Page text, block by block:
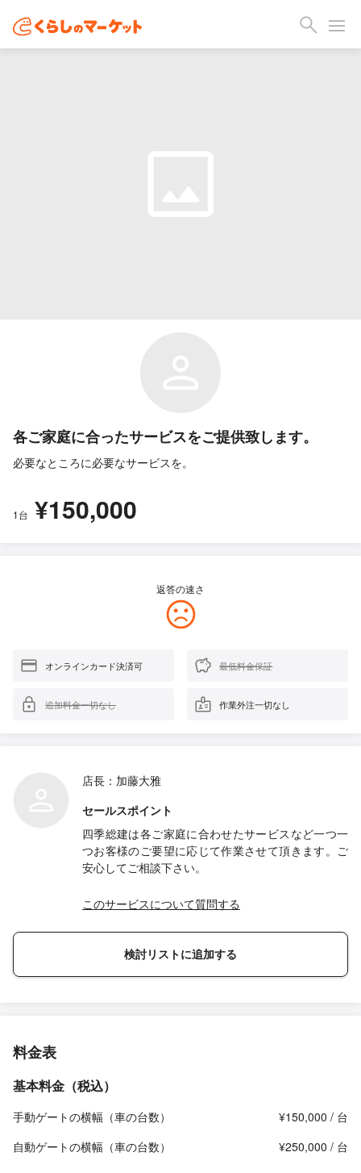
各ご家庭に合ったサービスをご提供致します。
必要なところに必要なサービスを。
1台 ¥150,000
返答の速さ
オンラインカード決済可 最低料金保証
追加料金一切なし 作業外注一切なし
店長：加藤大雅
セールスポイント
四季総建は各ご家庭に合わせたサービスなど一つ一
つお客様のご要望に応じて作業させて頂きます。ご
安心してご相談下さい。
このサービスについて質問する
検討リストに追加する
料金表
基本料金（税込）
手動ゲートの横幅（車の台数）
¥150,000 / 台
自動ゲートの横幅（車の台数）
¥250,000 / 台